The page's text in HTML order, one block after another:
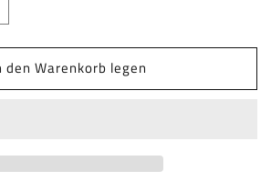
den Warenkorb legen